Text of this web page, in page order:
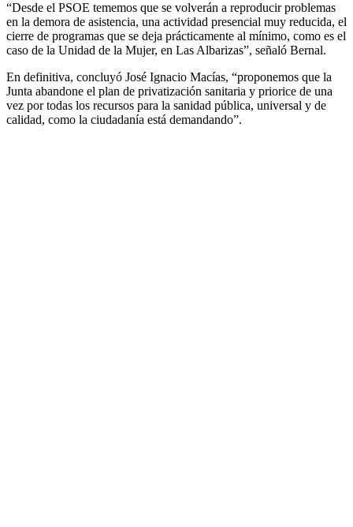
“Desde el PSOE tememos que se volverán a reproducir problemas
en la demora de asistencia, una actividad presencial muy reducida, el
cierre de programas que se deja prácticamente al mínimo, como es el
caso de la Unidad de la Mujer, en Las Albarizas”, señaló Bernal.
En definitiva, concluyó José Ignacio Macías, “proponemos que la
Junta abandone el plan de privatización sanitaria y priorice de una
vez por todas los recursos para la sanidad pública, universal y de
calidad, como la ciudadanía está demandando”.